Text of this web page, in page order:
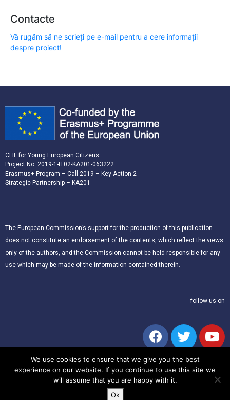
Contacte
Vă rugăm să ne scrieți pe e-mail pentru a cere informații
despre proiect!
CLIL for Young European Citizens
Project No. 2019-1-IT02-KA201-063222
Erasmus+ Program – Call 2019 – Key Action 2
Strategic Partnership – KA201
The European Commission’s support for the production of this publication
does not constitute an endorsement of the contents, which reflect the views
only of the authors, and the Commission cannot be held responsible for any
use which may be made of the information contained therein.
follow us on
© 2021 – CLIL for Young European Citizens. All rights reserved.
We use cookies to ensure that we give you the best
experience on our website. If you continue to use this site we
will assume that you are happy with it.
Ok